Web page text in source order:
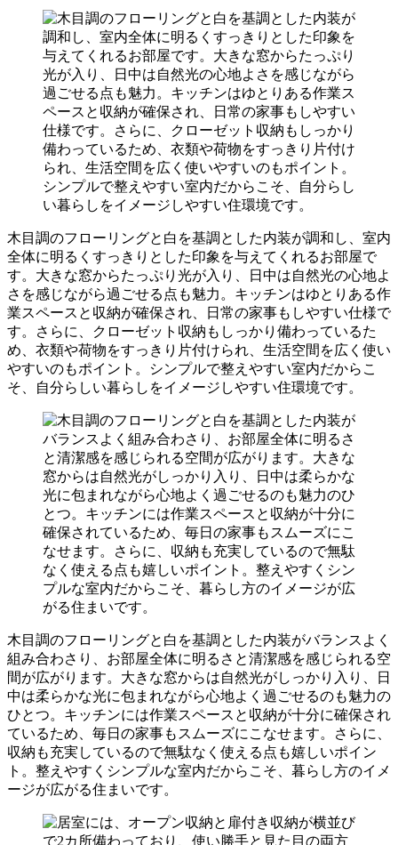
木目調のフローリングと白を基調とした内装が調和し、室内
全体に明るくすっきりとした印象を与えてくれるお部屋で
す。大きな窓からたっぷり光が入り、日中は自然光の心地よ
さを感じながら過ごせる点も魅力。キッチンはゆとりある作
業スペースと収納が確保され、日常の家事もしやすい仕様で
す。さらに、クローゼット収納もしっかり備わっているた
め、衣類や荷物をすっきり片付けられ、生活空間を広く使い
やすいのもポイント。シンプルで整えやすい室内だからこ
そ、自分らしい暮らしをイメージしやすい住環境です。
木目調のフローリングと白を基調とした内装がバランスよく
組み合わさり、お部屋全体に明るさと清潔感を感じられる空
間が広がります。大きな窓からは自然光がしっかり入り、日
中は柔らかな光に包まれながら心地よく過ごせるのも魅力の
ひとつ。キッチンには作業スペースと収納が十分に確保され
ているため、毎日の家事もスムーズにこなせます。さらに、
収納も充実しているので無駄なく使える点も嬉しいポイン
ト。整えやすくシンプルな室内だからこそ、暮らし方のイメ
ージが広がる住まいです。